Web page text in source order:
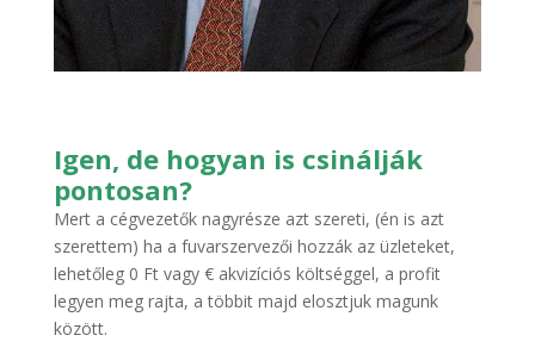
Igen, de hogyan is csinálják
pontosan?
Mert a cégvezetők nagyrésze azt szereti, (én is azt
szerettem) ha a fuvarszervezői hozzák az üzleteket,
lehetőleg 0 Ft vagy € akvizíciós költséggel, a profit
legyen meg rajta, a többit majd elosztjuk magunk
között.